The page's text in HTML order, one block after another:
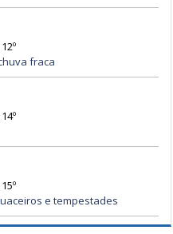
fraca
e tempestades